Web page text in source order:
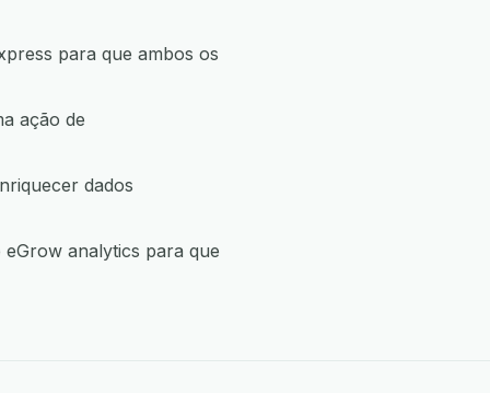
para que ambos os
ação de
dados
analytics para que